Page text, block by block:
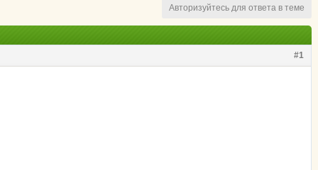
Авторизуйтесь для ответа в теме
#1